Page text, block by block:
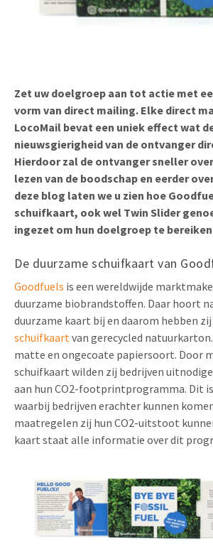
Zet uw doelgroep aan tot actie met
vorm van direct mailing. Elke direct
LocoMail bevat een uniek effect wat
nieuwsgierigheid van de ontvanger
Hierdoor zal de ontvanger sneller
lezen van de boodschap en eerder
deze blog laten we u zien hoe
schuifkaart, ook wel Twin Slider
ingezet om hun doelgroep te
De duurzame schuifkaart van
Goodfuels is een wereldwijde
duurzame biobrandstoffen. Daar hoort
duurzame kaart bij en daarom hebben
schuifkaart van gerecycled
matte en ongecoate papiersoort. Door
schuifkaart wilden zij bedrijven
aan hun CO2-footprintprogramma. Dit
waarbij bedrijven erachter kunnen
maatregelen zij hun CO2-uitstoot
kaart staat alle informatie over dit
Lenticular Cards
Tabkaarten
Budget kaarten
Andere opvallende mailings
Non-profit Marketing
Marketing in de Zorg
Duurzame Marketing
Marketing voor Scholen
Horeca Marketing
Uitnodigingen
Kalender maken
Klantenbinding
Contactgegevens
Duurzaamheid
Brochure downloaden